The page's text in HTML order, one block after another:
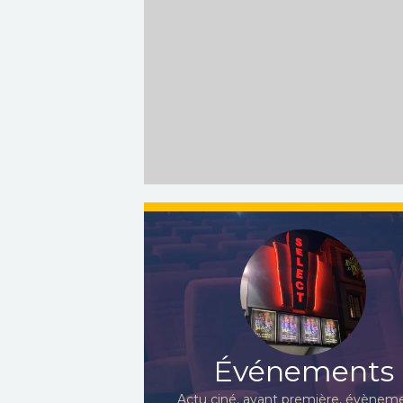
Événements
Actu ciné, avant première,